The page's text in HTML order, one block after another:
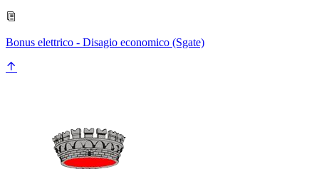
Bonus elettrico - Disagio economico (Sgate)